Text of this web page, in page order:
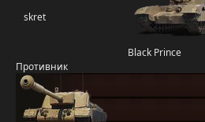
skret
Black Prince
Противник